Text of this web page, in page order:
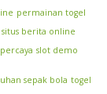
permainan togel
situs berita online
slot demo
sepak bola togel